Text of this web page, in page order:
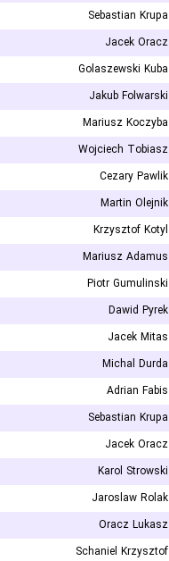
Sebastian Krupa
Jacek Oracz
Golaszewski Kuba
Jakub Folwarski
Mariusz Koczyba
Wojciech Tobiasz
Cezary Pawlik
Martin Olejnik
Krzysztof Kotyl
Mariusz Adamus
Piotr Gumulinski
Dawid Pyrek
Jacek Mitas
Michal Durda
Adrian Fabis
Sebastian Krupa
Jacek Oracz
Karol Strowski
Jaroslaw Rolak
Oracz Lukasz
Schaniel Krzysztof